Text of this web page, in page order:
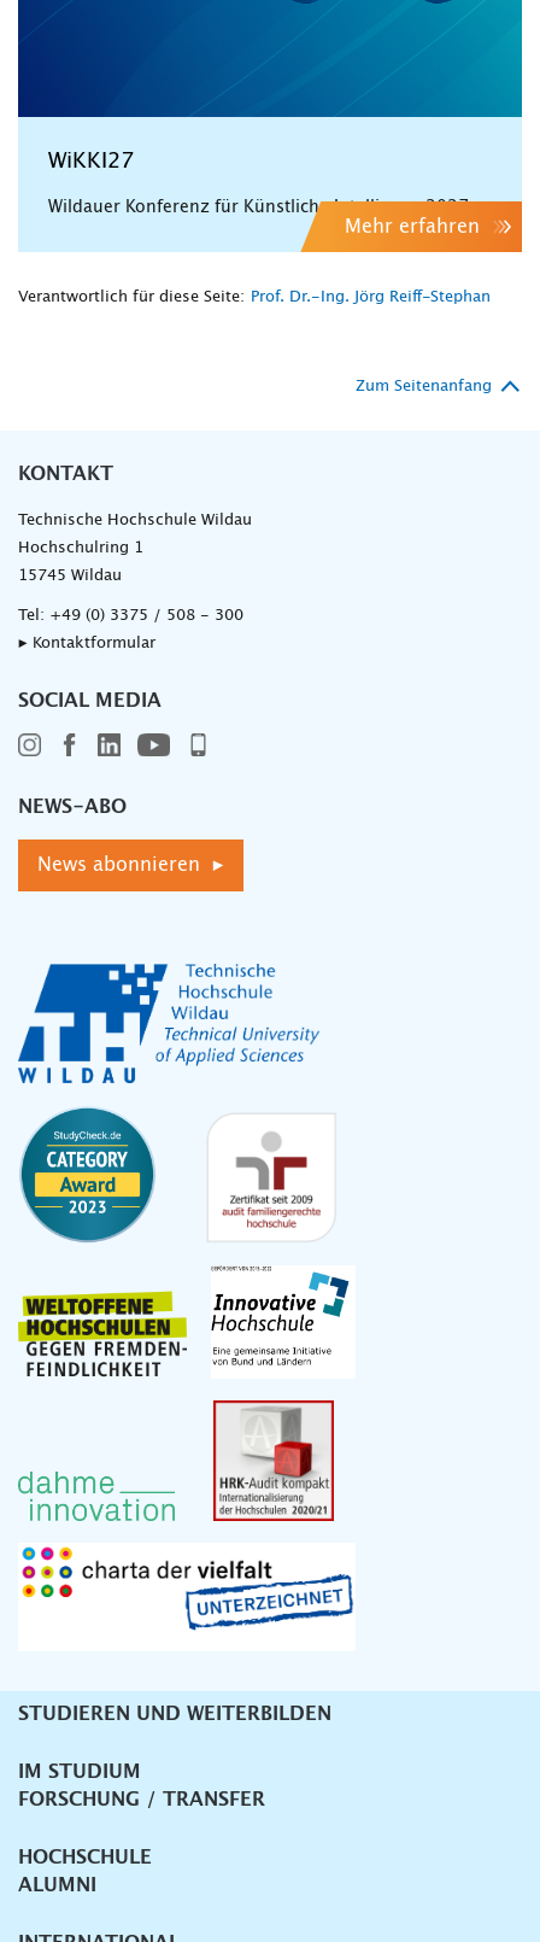
WiKKI27
Wildauer Konferenz für Künstliche Intelligenz 2027
Mehr erfahren
Verantwortlich für diese Seite: Prof. Dr.-Ing. Jörg Reiff-Stephan
Zum Seitenanfang
KONTAKT
Technische Hochschule Wildau
Hochschulring 1
15745 Wildau
Tel: +49 (0) 3375 / 508 - 300
▸ Kontaktformular
SOCIAL MEDIA
NEWS-ABO
News abonnieren ▸
Unternavigation
STUDIEREN UND WEITERBILDEN
IM STUDIUM
FORSCHUNG / TRANSFER
HOCHSCHULE
ALUMNI